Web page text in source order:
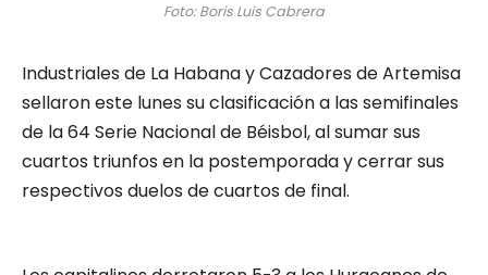
Foto: Boris Luis Cabrera
Industriales de La Habana y Cazadores de Artemisa
sellaron este lunes su clasificación a las semifinales
de la 64 Serie Nacional de Béisbol, al sumar sus
cuartos triunfos en la postemporada y cerrar sus
respectivos duelos de cuartos de final.